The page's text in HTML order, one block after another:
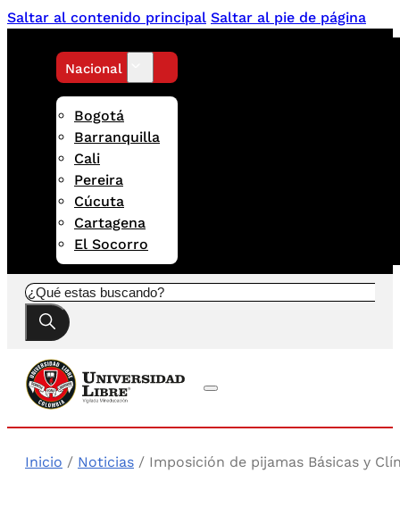
Saltar al contenido principal Saltar al pie de página
Nacional
Bogotá
Barranquilla
Cali
Pereira
Cúcuta
Cartagena
El Socorro
Buscar
Inicio / Noticias / Imposición de pijamas Básicas y